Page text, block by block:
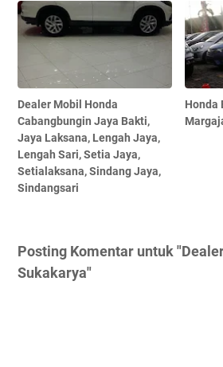
Dealer Mobil Honda
Cabangbungin Jaya Bakti,
Jaya Laksana, Lengah Jaya,
Lengah Sari, Setia Jaya,
Setialaksana, Sindang Jaya,
Sindangsari
Honda
Posting Komentar untuk
Sukakarya"